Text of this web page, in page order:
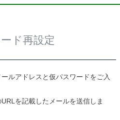
ド再設定
ルアドレスと仮パスワードをご入
を記載したメールを送信しま